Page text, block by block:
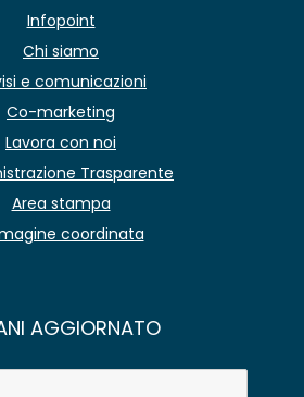
Infopoint
Chi siamo
e comunicazioni
Co-marketing
Lavora con noi
Trasparente
Area stampa
coordinata
AGGIORNATO